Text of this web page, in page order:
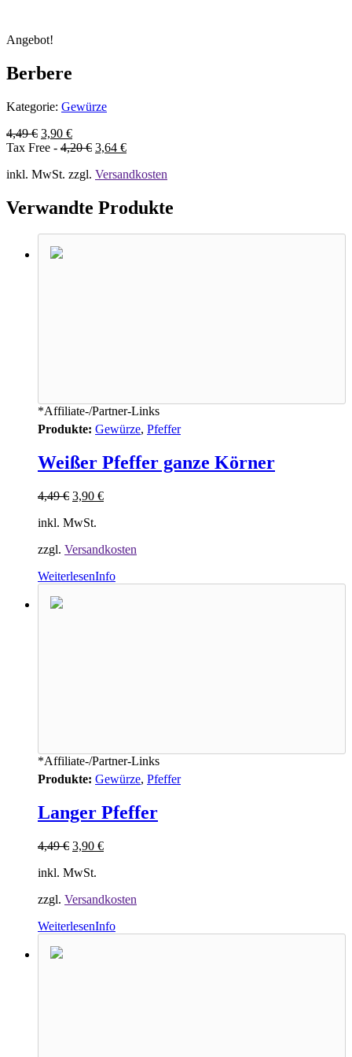
Angebot!
Berbere
Kategorie: Gewürze
4,49€ 3,90 €
Tax Free - 4,20€ 3,64 €
inkl. MwSt. zzgl. Versandkosten
Verwandte Produkte
*Affiliate-/Partner-Links
Produkte: Gewürze, Pfeffer
Weißer Pfeffer ganze Körner
4,49€ 3,90 €
inkl. MwSt.
zzgl. Versandkosten
WeiterlesenInfo
*Affiliate-/Partner-Links
Produkte: Gewürze, Pfeffer
Langer Pfeffer
4,49€ 3,90 €
inkl. MwSt.
zzgl. Versandkosten
WeiterlesenInfo